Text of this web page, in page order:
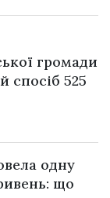
громади
спосіб 525
одну
що